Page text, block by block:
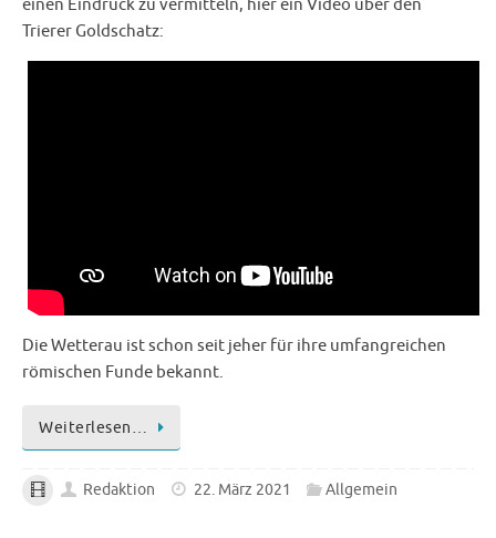
Trierer Goldschatz:
Die Wetterau ist schon seit jeher für ihre umfangreichen
römischen Funde bekannt.
Weiterlesen…
Redaktion 22. März 2021 Allgemein